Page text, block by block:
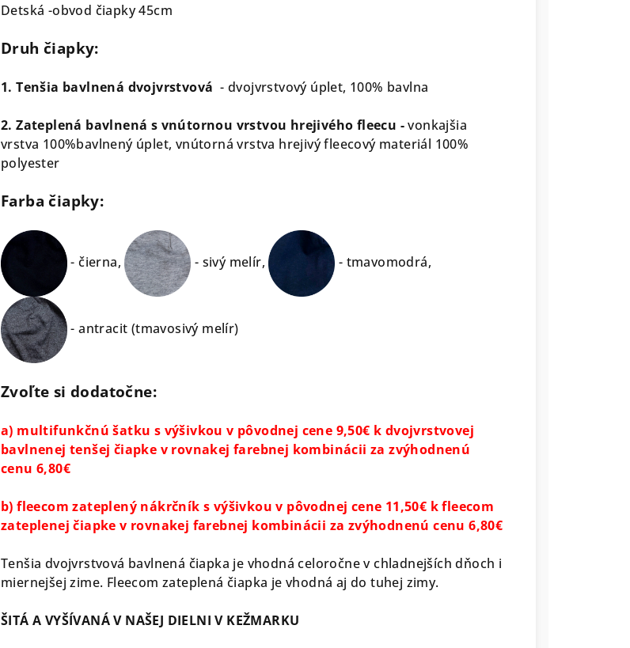
Detská -obvod čiapky 45cm
Druh čiapky:
1. Tenšia bavlnená dvojvrstvová- dvojvrstvový úplet, 100% bavlna
2. Zateplená bavlnená s vnútornou vrstvou hrejivého fleecu -vonkajšia
vrstva 100%bavlnený úplet, vnútorná vrstva hrejivý fleecový materiál 100%
polyester
Farba čiapky:
- čierna, - sivý melír, - tmavomodrá,
- antracit (tmavosivý melír)
Zvoľte si dodatočne:
a) multifunkčnú šatku s výšivkou v pôvodnej cene 9,50€ k dvojvrstvovej
bavlnenej tenšej čiapke v rovnakej farebnej kombinácii za zvýhodnenú
cenu 6,80€
b) fleecom zateplený nákrčník s výšivkou v pôvodnej cene 11,50€ k fleecom
zateplenej čiapke v rovnakej farebnej kombinácii za zvýhodnenú cenu 6,80€
Tenšia dvojvrstvová bavlnená čiapka je vhodná celoročne v chladnejších dňoch i
miernejšej zime. Fleecom zateplená čiapka je vhodná aj do tuhej zimy.
ŠITÁ A VYŠÍVANÁ V NAŠEJ DIELNI V KEŽMARKU